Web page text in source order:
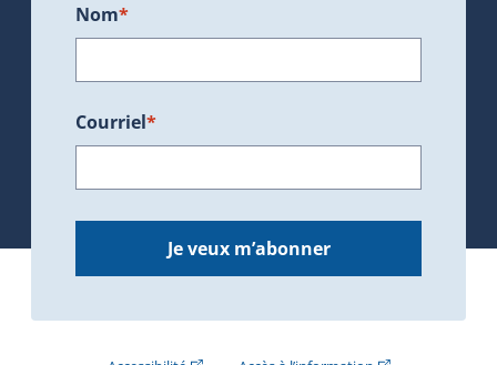
Nom*
Courriel*
Je veux m’abonner